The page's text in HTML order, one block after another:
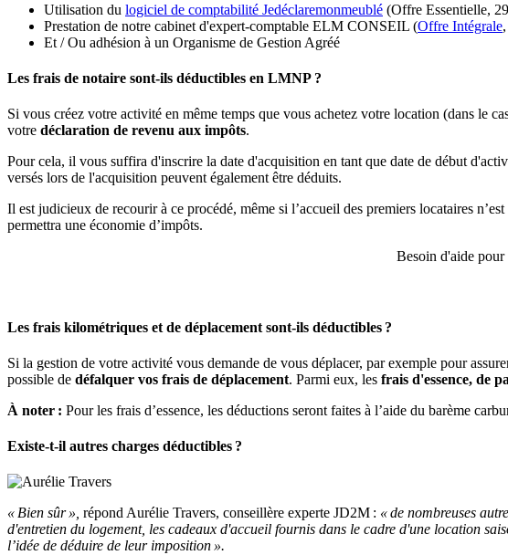
Utilisation du logiciel de comptabilité Jedéclaremonmeublé (Offre Essentielle,
Prestation de notre cabinet d'expert-comptable ELM CONSEIL (Offre Intégrale
Et / Ou adhésion à un Organisme de Gestion Agréé
Les frais de notaire sont-ils déductibles en LMNP ?
Si vous créez votre activité en même temps que vous achetez votre location (dans le
votre déclaration de revenu aux impôts.
Pour cela, il vous suffira d'inscrire la date d'acquisition en tant que date de début
versés lors de l'acquisition peuvent également être déduits.
Il est judicieux de recourir à ce procédé, même si l’accueil des premiers locataires
permettra une économie d’impôts.
Besoin d'aide
Les frais kilométriques et de déplacement sont-ils déductibles ?
Si la gestion de votre activité vous demande de vous déplacer, par exemple pour
possible de défalquer vos frais de déplacement. Parmi eux, les frais d'essence, de
À noter : Pour les frais d’essence, les déductions seront faites à l’aide du barème
Existe-t-il autres charges déductibles ?
« Bien sûr », répond Aurélie Travers, conseillère experte JD2M : « de nombreuses
d'entretien du logement, les cadeaux d'accueil fournis dans le cadre d'une location
l’idée de déduire de leur imposition ».